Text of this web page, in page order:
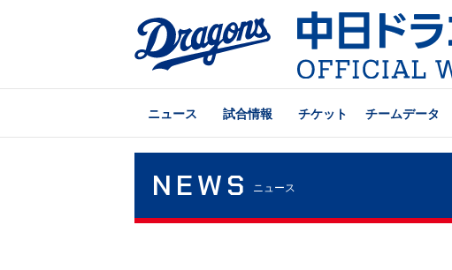
ニュース 試合情報 チケット チームデータ
NEWS ニュース